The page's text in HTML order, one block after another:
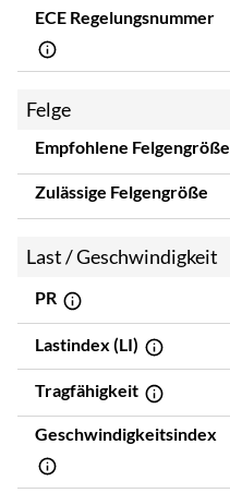
ECE Regelungsnummer
Felge
Empfohlene Felgengröße
Zulässige Felgengröße
Last / Geschwindigkeit
PR
Lastindex (LI)
Tragfähigkeit
Geschwindigkeitsindex